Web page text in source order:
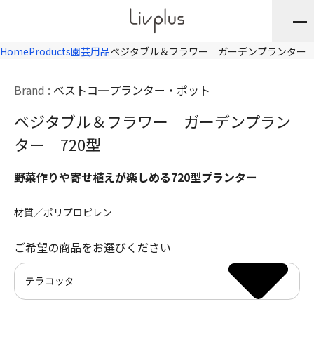
HomeProducts園芸用品ベジタブル＆フラワー ガーデンプランタ
Brand : ベストコ プランター・ポット
ベジタブル＆フラワー ガーデンプラン
ター 720型
野菜作りや寄せ植えが楽しめる720型プランター
材質／ポリプロピレン
ご希望の商品をお選びください